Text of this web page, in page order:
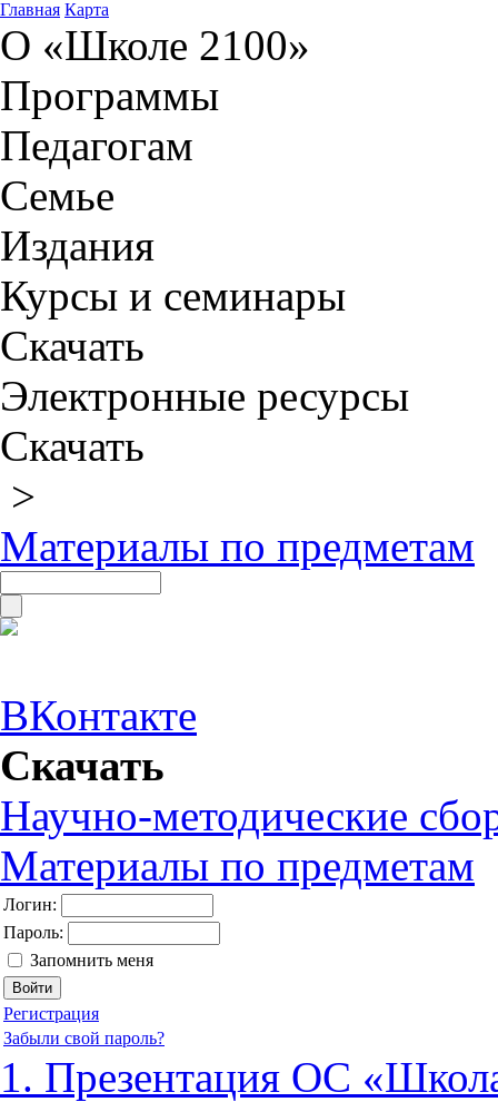
Главная Карта
О «Школе 2100»
Программы
Педагогам
Семье
Издания
Курсы и семинары
Скачать
Электронные ресурсы
Скачать
>
Материалы по предметам
ВКонтакте
Скачать
Научно-методические
Материалы по предметам
Логин:
Пароль:
Запомнить меня
Регистрация
Забыли свой пароль?
1. Презентация ОС